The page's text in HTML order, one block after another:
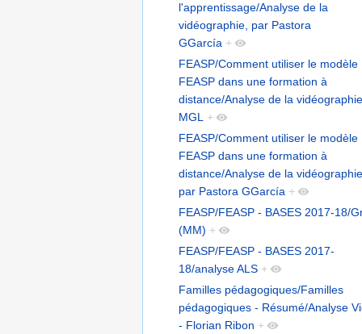
l'apprentissage/Analyse de la
vidéographie, par Pastora
GGarcía +
FEASP/Comment utiliser le modèle
FEASP dans une formation à
distance/Analyse de la vidéographie
MGL +
FEASP/Comment utiliser le modèle
FEASP dans une formation à
distance/Analyse de la
par Pastora GGarcía +
FEASP/FEASP - BASES 2017-18/
(MM) +
FEASP/FEASP - BASES 2017-
18/analyse ALS +
Familles pédagogiques/Familles
pédagogiques - Résumé/Analyse
- Florian Ribon +